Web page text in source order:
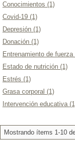
Conocimientos (1)
Covid-19 (1)
Depresión (1)
Donación (1)
Entrenamiento de fuerza
Estado de nutrición (1)
Estrés (1)
Grasa corporal (1)
Intervención educativa
Mostrando ítems 1-10